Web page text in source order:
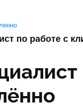
по работе с